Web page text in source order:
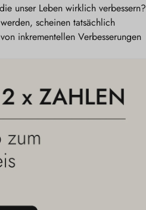
unser Leben wirklich verbessern?
scheinen tatsächlich
inkrementellen Verbesserungen